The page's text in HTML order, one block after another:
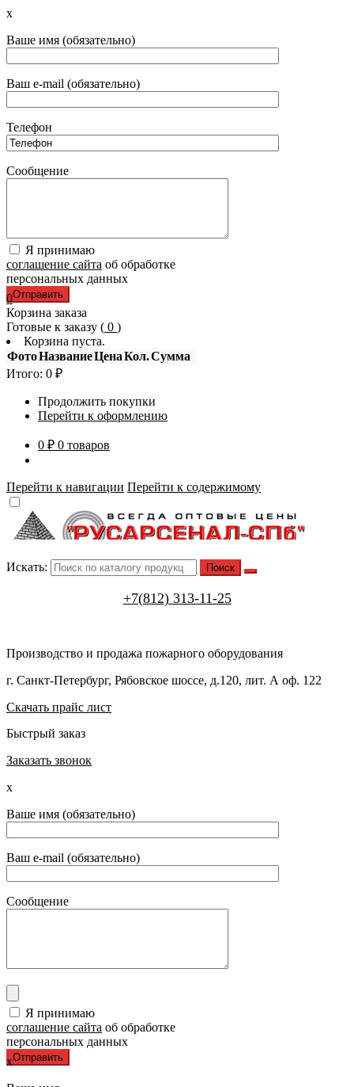
x
Ваше имя (обязательно)
Ваш e-mail (обязательно)
Телефон
Сообщение
Я принимаю
соглашение сайта об обработке
персональных данных
0
Корзина заказа
Готовые к заказу ( 0 )
Корзина пуста.
ФотоНазваниеЦенаКол.Сумма
Итого: 0 ₽
Продолжить покупки
Перейти к оформлению
0 ₽ 0 товаров
Перейти к навигации Перейти к содержимому
Искать:
+7(812) 313-11-25
Производство и продажа пожарного оборудования
г. Санкт-Петербург, Рябовское шоссе, д.120, лит. А оф. 122
Скачать прайс лист
Быстрый заказ
Заказать звонок
x
Ваше имя (обязательно)
Ваш e-mail (обязательно)
Сообщение
Я принимаю
соглашение сайта об обработке
персональных данных
x